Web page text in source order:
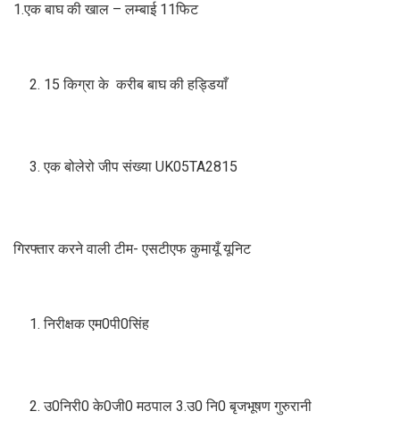
1.एक बाघ की खाल – लम्बाई 11फिट
15 किग्रा के करीब बाघ की हड्डियाँ
एक बोलेरो जीप संख्या UK05TA2815
गिरफ्तार करने वाली टीम- एसटीएफ कुमायूँ यूनिट
निरीक्षक एम0पी0सिंह
उ0निरी0 के0जी0 मठपाल 3.उ0 नि0 बृजभूषण गुरुरानी